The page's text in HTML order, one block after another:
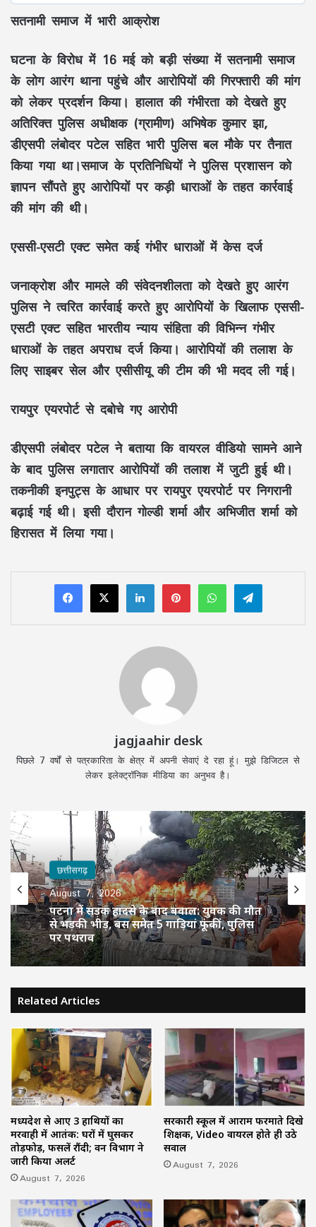
सतनामी समाज में भारी आक्रोश
घटना के विरोध में 16 मई को बड़ी संख्या में सतनामी समाज
के लोग आरंग थाना पहुंचे और आरोपियों की गिरफ्तारी की मांग
को लेकर प्रदर्शन किया। हालात की गंभीरता को देखते हुए
अतिरिक्त पुलिस अधीक्षक (ग्रामीण) अभिषेक कुमार झा,
डीएसपी लंबोदर पटेल सहित भारी पुलिस बल मौके पर तैनात
किया गया था।समाज के प्रतिनिधियों ने पुलिस प्रशासन को
ज्ञापन सौंपते हुए आरोपियों पर कड़ी धाराओं के तहत कार्रवाई
की मांग की थी।
एससी-एसटी एक्ट समेत कई गंभीर धाराओं में केस दर्ज
जनाक्रोश और मामले की संवेदनशीलता को देखते हुए आरंग
पुलिस ने त्वरित कार्रवाई करते हुए आरोपियों के खिलाफ एससी-
एसटी एक्ट सहित भारतीय न्याय संहिता की विभिन्न गंभीर
धाराओं के तहत अपराध दर्ज किया। आरोपियों की तलाश के
लिए साइबर सेल और एसीसीयू की टीम की भी मदद ली गई।
रायपुर एयरपोर्ट से दबोचे गए आरोपी
डीएसपी लंबोदर पटेल ने बताया कि वायरल वीडियो सामने आने
के बाद पुलिस लगातार आरोपियों की तलाश में जुटी हुई थी।
तकनीकी इनपुट्स के आधार पर रायपुर एयरपोर्ट पर निगरानी
बढ़ाई गई थी। इसी दौरान गोल्डी शर्मा और अभिजीत शर्मा को
हिरासत में लिया गया।
LinkedInPinterestWhatsAppTelegram
jagjaahir desk
पिछले 7 वर्षों से पत्रकारिता के क्षेत्र में अपनी सेवाएं दे रहा हूं। मुझे डिजिटल से
लेकर इलेक्ट्रॉनिक मीडिया का अनुभव है।
छत्तीसगढ़
August 7, 2026
पटना में सड़क हादसे के बाद बवाल: युवक की मौत
से भड़की भीड़, बस समेत 5 गाड़ियां फूंकीं, पुलिस
पर पथराव
Related Articles
मध्यप्रदेश से आए 3 हाथियों का
मरवाही में आतंक: घरों में घुसकर
तोड़फोड़, फसलें रौंदी; वन विभाग ने
जारी किया अलर्ट
August 7, 2026
सरकारी स्कूल में आराम फरमाते दिखे
शिक्षक, Video वायरल होते ही उठे
सवाल
August 7, 2026